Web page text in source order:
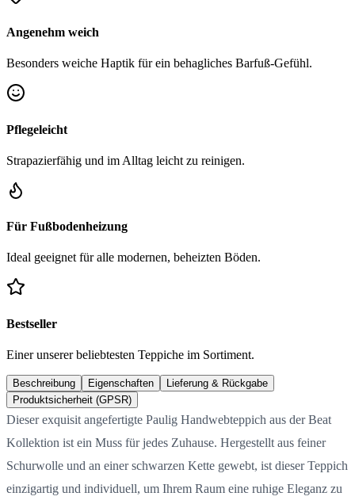
Angenehm weich
Besonders weiche Haptik für ein behagliches Barfuß-Gefühl.
Pflegeleicht
Strapazierfähig und im Alltag leicht zu reinigen.
Für Fußbodenheizung
Ideal geeignet für alle modernen, beheizten Böden.
Bestseller
Einer unserer beliebtesten Teppiche im Sortiment.
Beschreibung Eigenschaften
Lieferung & Rückgabe
Produktsicherheit (GPSR)
Dieser exquisit angefertigte Paulig Handwebteppich aus der Beat
Kollektion ist ein Muss für jedes Zuhause. Hergestellt aus feiner
Schurwolle und an einer schwarzen Kette gewebt, ist dieser Teppich
einzigartig und individuell, um Ihrem Raum eine ruhige Eleganz zu